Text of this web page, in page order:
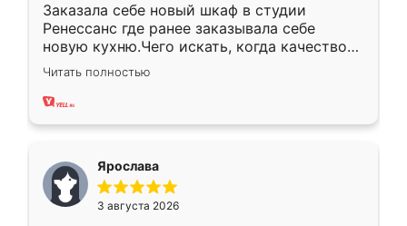
Заказала себе новый шкаф в студии
Ренессанс где ранее заказывала себе
новую кухню.Чего искать, когда качеством
вполне довольна. Служит кухня уже почти
два года, нареканий нет.
Читать полностью
Ярослава
3 августа 2026